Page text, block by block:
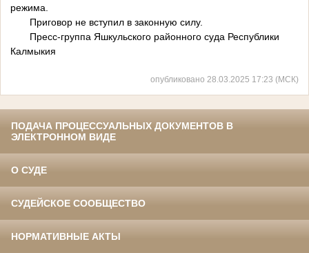
режима.
Приговор не вступил в законную силу.
Пресс-группа Яшкульского районного суда Республики
Калмыкия
опубликовано 28.03.2025 17:23 (МСК)
ПОДАЧА ПРОЦЕССУАЛЬНЫХ ДОКУМЕНТОВ В
ЭЛЕКТРОННОМ ВИДЕ
О СУДЕ
СУДЕЙСКОЕ СООБЩЕСТВО
НОРМАТИВНЫЕ АКТЫ